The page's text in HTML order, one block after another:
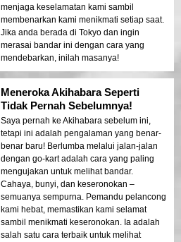
menjaga keselamatan kami sambil
membenarkan kami menikmati setiap saat.
Jika anda berada di Tokyo dan ingin
merasai bandar ini dengan cara yang
mendebarkan, inilah masanya!
Meneroka Akihabara Seperti
Tidak Pernah Sebelumnya!
Saya pernah ke Akihabara sebelum ini,
tetapi ini adalah pengalaman yang benar-
benar baru! Berlumba melalui jalan-jalan
dengan go-kart adalah cara yang paling
mengujakan untuk melihat bandar.
Cahaya, bunyi, dan keseronokan –
semuanya sempurna. Pemandu pelancong
kami hebat, memastikan kami selamat
sambil menikmati keseronokan. Ia adalah
salah satu cara terbaik untuk melihat